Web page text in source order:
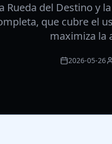
Rueda del Destino y
que cubre el
maximiza la
2026-05-26